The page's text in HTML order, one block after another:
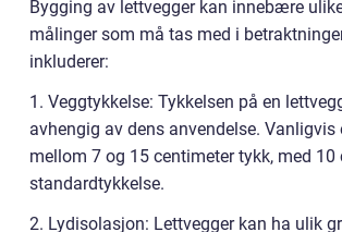
Bygging av lettvegger kan innebære
målinger som må tas med i
inkluderer:
1. Veggtykkelse: Tykkelsen på en
avhengig av dens anvendelse. Vanligvis
mellom 7 og 15 centimeter tykk, med 10
standardtykkelse.
2. Lydisolasjon: Lettvegger kan ha ulik